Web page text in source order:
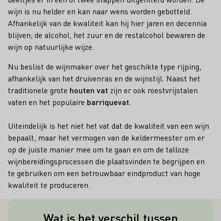
wijn is nu helder en kan naar wens worden gebotteld.
Afhankelijk van de kwaliteit kan hij hier jaren en decennia
blijven; de alcohol, het zuur en de restalcohol bewaren de
wijn op natuurlijke wijze.
Nu beslist de wijnmaker over het geschikte type rijping,
afhankelijk van het druivenras en de wijnstijl. Naast het
traditionele grote houten vat zijn er ook roestvrijstalen
vaten en het populaire barriquevat
Uiteindelijk is het niet het vat dat de kwaliteit van een wijn
bepaalt, maar het vermogen van de keldermeester om er
op de juiste manier mee om te gaan en om de talloze
wijnbereidingsprocessen die plaatsvinden te begrijpen en
te gebruiken om een betrouwbaar eindproduct van hoge
kwaliteit te produceren.
Wat is het verschil tussen